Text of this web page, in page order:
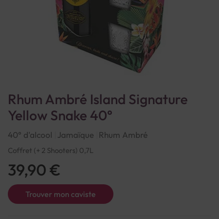
Rhum Ambré Island Signature
Yellow Snake 40°
40° d'alcool Jamaïque Rhum Ambré
Coffret (+ 2 Shooters) 0,7L
Trouver mon caviste
39,90 €